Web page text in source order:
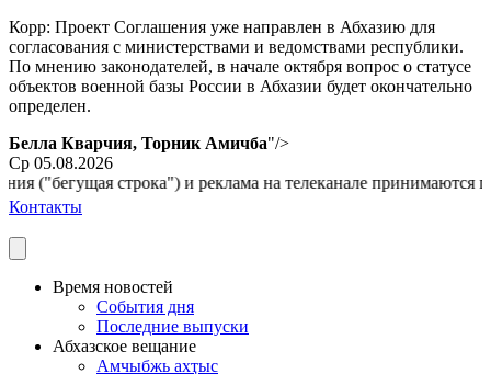
Корр: Проект Соглашения уже направлен в Абхазию для
согласования с министерствами и ведомствами республики.
По мнению законодателей, в начале октября вопрос о статусе
объектов военной базы России в Абхазии будет окончательно
определен.
Белла Кварчия, Торник Амичба"/>
Ср 05.08.2026
("бегущая строка") и реклама на телеканале принимаются по
Контакты
Время новостей
События дня
Последние выпуски
Абхазское вещание
Амчыбжь ахҭыс